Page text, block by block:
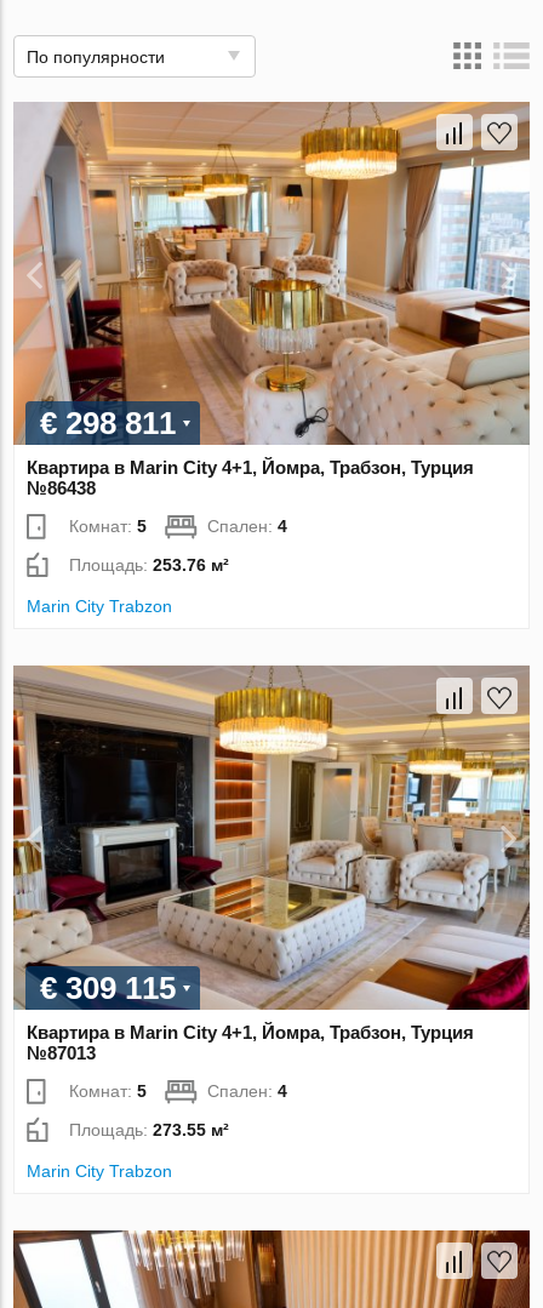
По популярности
€ 298 811
Квартира в Marin City 4+1, Йомра, Трабзон, Турция
№86438
Комнат:5 Спален:4
Площадь:253.76 м²
Marin City Trabzon
€ 309 115
Квартира в Marin City 4+1, Йомра, Трабзон, Турция
№87013
Комнат:5 Спален:4
Площадь:273.55 м²
Marin City Trabzon